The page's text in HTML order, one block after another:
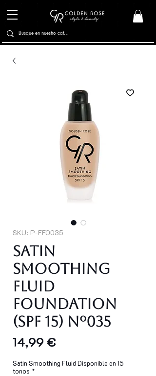
SKU: P-FFO035
Satin
Smoothing
Fluid
Foundation
(SPF 15) Nº035
14,99 €
Satin Smoothing Fluid Disponible en 15
tonos *